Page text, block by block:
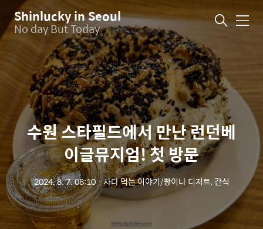
Shinlucky in Seoul
No day But Today 메
수원 스타필드에서 만난 런던베
이글뮤지엄! 첫 방문
2024. 8. 7. 08:10ㆍ사다 먹는 이야기/빵이나 디저트, 간식